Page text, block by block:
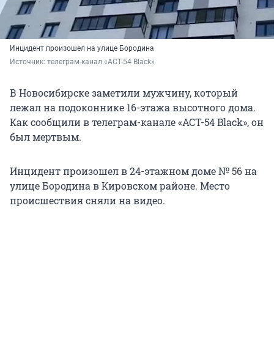
Инцидент произошел на улице Бородина
Источник: телеграм-канал «АСТ-54 Black»
В Новосибирске заметили мужчину, который
лежал на подоконнике 16-этажа высотного дома.
Как сообщили в телеграм-канале «АСТ-54 Black», он
был мертвым.
Инцидент произошел в 24-этажном доме № 56 на
улице Бородина в Кировском районе. Место
происшествия сняли на видео.